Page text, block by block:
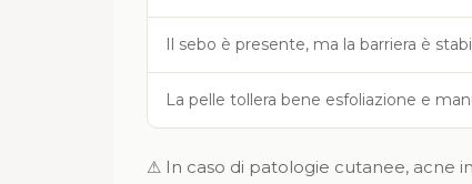
Il sebo è presente, ma la barriera è
La pelle tollera bene esfoliazione e
⚠ In caso di patologie cutanee, acne